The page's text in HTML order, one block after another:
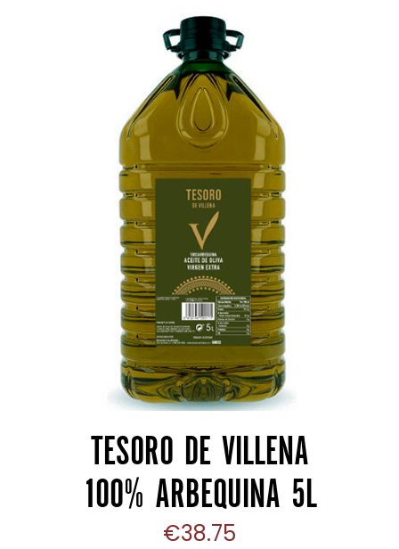
AÑADIR AL CARRITO
TESORO DE VILLENA
100% ARBEQUINA 5L
€38.75